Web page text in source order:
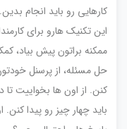
کارهایی رو باید انجام بدین.
این تکنیک هارو برای
ممکنه براتون پیش بیاد،
حل مسئله، از پرسنل
کنن. از اون ها بخواییت
باید چهار چیز رو پیدا